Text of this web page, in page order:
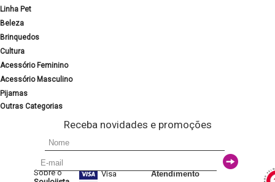
Linha Pet
Beleza
Brinquedos
Cultura
Acessório Feminino
Acessório Masculino
Pijamas
Outras Categorias
Receba novidades e promoções
Sobre o
Visa
Atendimento